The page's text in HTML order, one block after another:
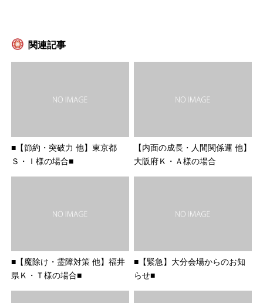
関連記事
■【節約・突破力 他】東京都
Ｓ・Ｉ様の場合■
【内面の成長・人間関係運 他】
大阪府Ｋ・Ａ様の場合
■【魔除け・霊障対策 他】福井
県Ｋ・Ｔ様の場合■
■【緊急】大分会場からのお知
らせ■